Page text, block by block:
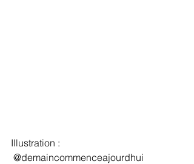
Illustration :
@demaincommenceajourdhui